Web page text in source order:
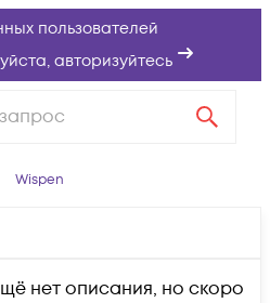
пользователей
авторизуйтесь
Wispen
нет описания, но скоро